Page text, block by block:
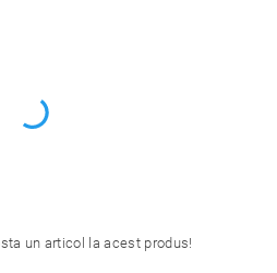
un articol la acest produs!